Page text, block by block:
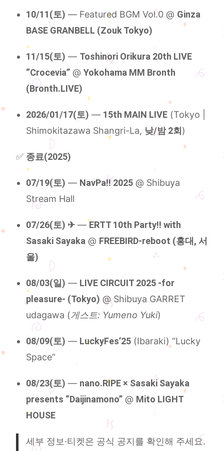
10/11(토) — Featured BGM Vol.0 @ Ginza
BASE GRANBELL (Zouk Tokyo)
11/15(토) — Toshinori Orikura 20th LIVE
“Crocevia” @Yokohama MM Bronth
(Bronth.LIVE)
2026/01/17(토) — 15th MAIN LIVE (Tokyo |
Shimokitazawa Shangri-La, 낮/밤 2회 )
✅ 종료(2025)
07/19(토) — NavPa!! 2025 @ Shibuya
Stream Hall
07/26(토) ✈︎ —ERTT 10th Party!! with
Sasaki Sayaka @ FREEBIRD-reboot (홍대, 서
울)
08/03(일) — LIVE CIRCUIT 2025 -for
pleasure- (Tokyo) @ Shibuya GARRET
udagawa (게스트: Yumeno Yuki)
08/09(토) — LuckyFes’25 (Ibaraki) “Lucky
Space”
08/23(토) — nano.RIPE × Sasaki Sayaka
presents “Daijinamono” @ Mito LIGHT
HOUSE
세부 정보·티켓은 공식 공지를 확인해 주세요.